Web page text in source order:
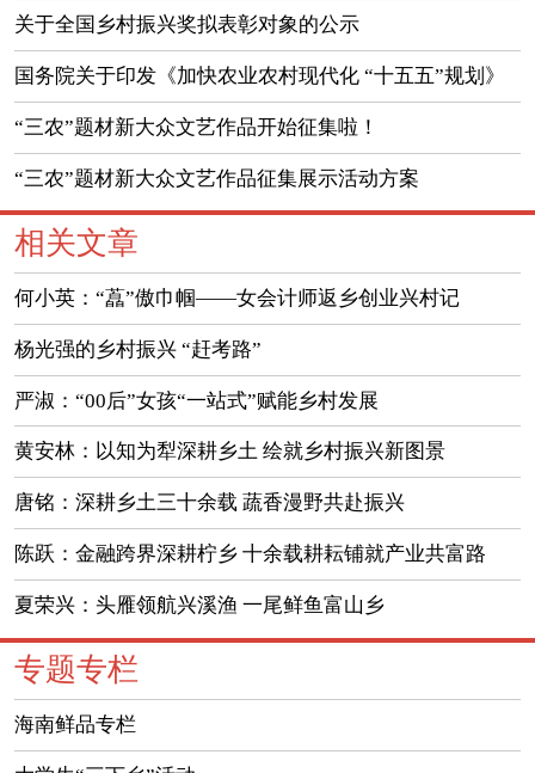
（实录）
关于全国乡村振兴奖拟表彰对象的公示
国务院关于印发《加快农业农村现代化 “十五五”规划》
的通知
“三农”题材新大众文艺作品开始征集啦！
“三农”题材新大众文艺作品征集展示活动方案
相关文章
何小英：“藠”傲巾帼——女会计师返乡创业兴村记
杨光强的乡村振兴 “赶考路”
严淑：“00后”女孩“一站式”赋能乡村发展
黄安林：以知为犁深耕乡土 绘就乡村振兴新图景
唐铭：深耕乡土三十余载 蔬香漫野共赴振兴
陈跃：金融跨界深耕柠乡 十余载耕耘铺就产业共富路
夏荣兴：头雁领航兴溪渔 一尾鲜鱼富山乡
专题专栏
海南鲜品专栏